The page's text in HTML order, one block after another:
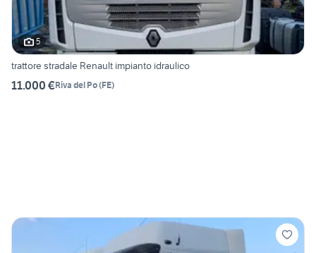
5
trattore stradale Renault impianto idraulico
11.000 €Riva del Po(FE)